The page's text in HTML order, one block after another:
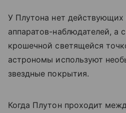
У Плутона нет действующих
аппаратов-наблюдателей, а
крошечной светящейся
астрономы используют
звездные покрытия.
Когда Плутон проходит